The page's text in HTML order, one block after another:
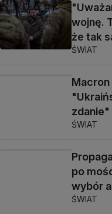
wojnę.
że tak
ŚWIAT
Macron
zdanie"
ŚWIAT
po
wybór
ŚWIAT